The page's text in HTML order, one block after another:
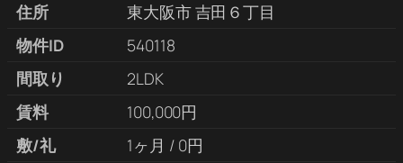
住所
東大阪市 吉田６丁目
物件ID
540118
間取り
2LDK
賃料
100,000円
敷/礼
1ヶ月 / 0円